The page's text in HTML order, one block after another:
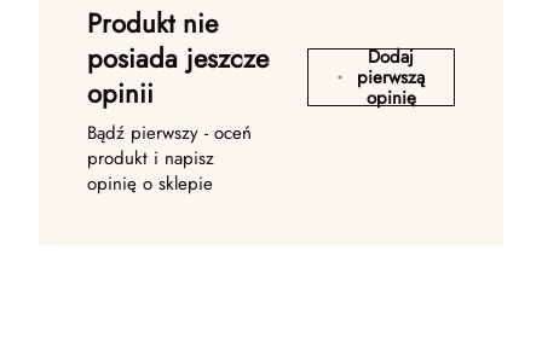
Produkt nie
posiada jeszcze
opinii
Bądź pierwszy - oceń
produkt i napisz
opinię o sklepie
Dodaj
pierwszą
opinię